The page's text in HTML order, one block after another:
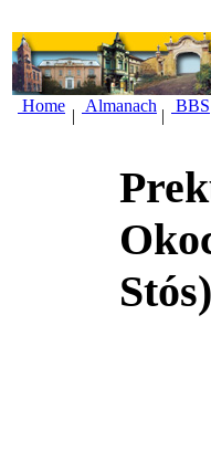
Home
|
Almanach
|
BBS
Stós)